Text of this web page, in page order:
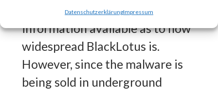
DatenschutzerklärungImpressum
BlackLotus?There is no
information available as to how
widespread BlackLotus is.
However, since the malware is
being sold in underground